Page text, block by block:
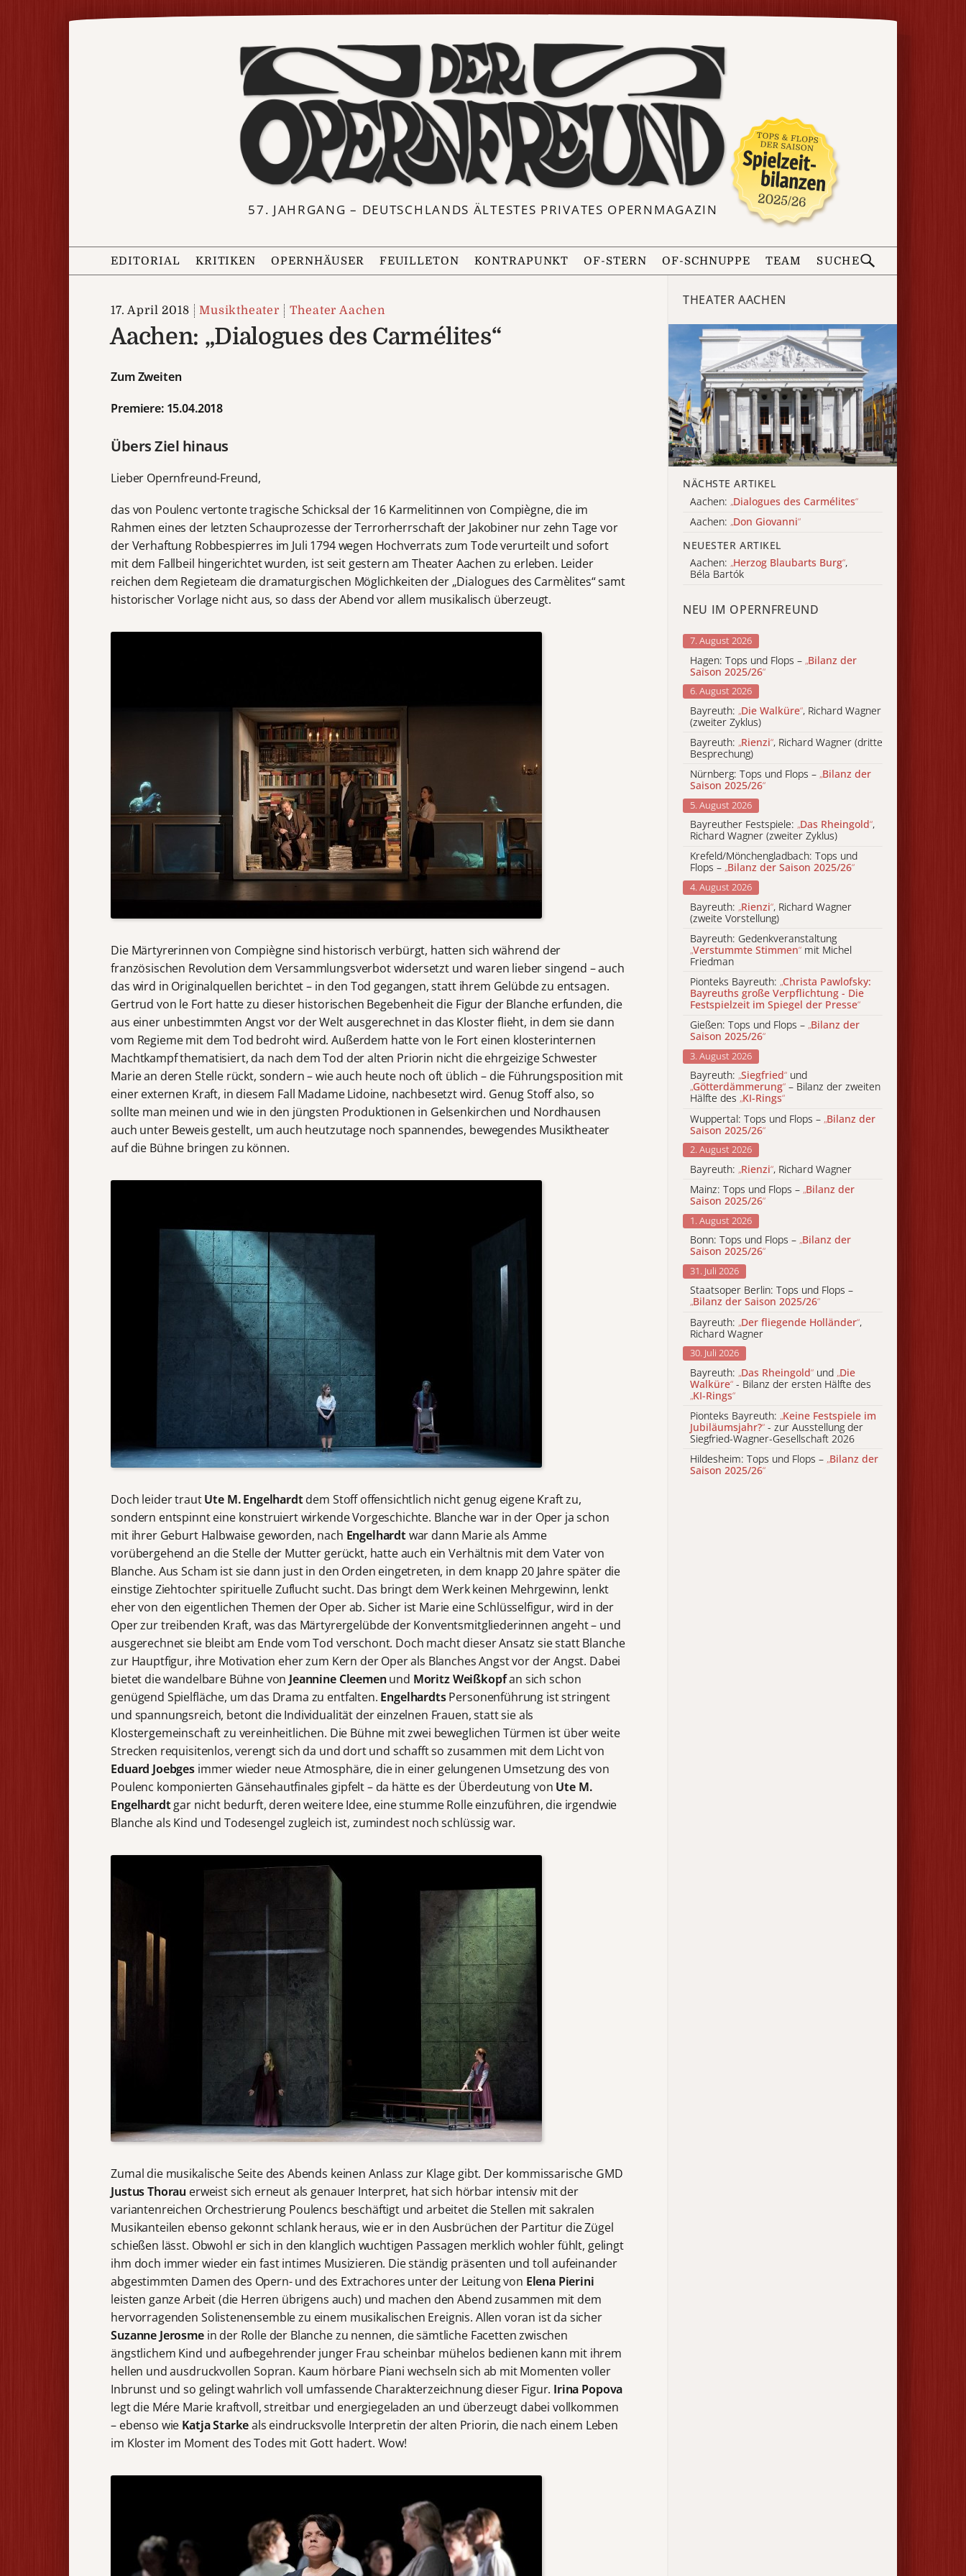
57. JAHRGANG – DEUTSCHLANDS ÄLTESTES PRIVATES OPERNMAGAZIN
EDITORIAL KRITIKEN OPERNHÄUSER FEUILLETON KONTRAPUNKT OF-STERN OF-SCHNUPPE TEAM SUCHE
17. April 2018 Musiktheater Theater Aachen
Aachen: „Dialogues des Carmélites“
Zum Zweiten
Premiere: 15.04.2018
Übers Ziel hinaus
Lieber Opernfreund-Freund,
das von Poulenc vertonte tragische Schicksal der 16 Karmelitinnen von Compiègne, die im
Rahmen eines der letzten Schauprozesse der Terrorherrschaft der Jakobiner nur zehn Tage vor
der Verhaftung Robbespierres im Juli 1794 wegen Hochverrats zum Tode verurteilt und sofort
mit dem Fallbeil hingerichtet wurden, ist seit gestern am Theater Aachen zu erleben. Leider
reichen dem Regieteam die dramaturgischen Möglichkeiten der „Dialogues des Carmèlites“ samt
historischer Vorlage nicht aus, so dass der Abend vor allem musikalisch überzeugt.
Die Märtyrerinnen von Compiègne sind historisch verbürgt, hatten sich während der
französischen Revolution dem Versammlungsverbot widersetzt und waren lieber singend – auch
das wird in Originalquellen berichtet – in den Tod gegangen, statt ihrem Gelübde zu entsagen.
Gertrud von le Fort hatte zu dieser historischen Begebenheit die Figur der Blanche erfunden, die
aus einer unbestimmten Angst vor der Welt ausgerechnet in das Kloster flieht, in dem sie dann
vom Regieme mit dem Tod bedroht wird. Außerdem hatte von le Fort einen klosterinternen
Machtkampf thematisiert, da nach dem Tod der alten Priorin nicht die ehrgeizige Schwester
Marie an deren Stelle rückt, sondern – wie auch heute noch oft üblich – die Führungsposition mit
einer externen Kraft, in diesem Fall Madame Lidoine, nachbesetzt wird. Genug Stoff also, so
sollte man meinen und wie in den jüngsten Produktionen in Gelsenkirchen und Nordhausen
auch unter Beweis gestellt, um auch heutzutage noch spannendes, bewegendes Musiktheater
auf die Bühne bringen zu können.
Doch leider trautUte M. Engelhardtdem Stoff offensichtlich nicht genug eigene Kraft zu,
sondern entspinnt eine konstruiert wirkende Vorgeschichte. Blanche war in der Oper ja schon
mit ihrer Geburt Halbwaise geworden, nach Engelhardtwar dann Marie als Amme
vorübergehend an die Stelle der Mutter gerückt, hatte auch ein Verhältnis mit dem Vater von
Blanche. Aus Scham ist sie dann just in den Orden eingetreten, in dem knapp 20 Jahre später die
einstige Ziehtochter spirituelle Zuflucht sucht. Das bringt dem Werk keinen Mehrgewinn, lenkt
eher von den eigentlichen Themen der Oper ab. Sicher ist Marie eine Schlüsselfigur, wird in der
Oper zur treibenden Kraft, was das Märtyrergelübde der Konventsmitgliederinnen angeht – und
ausgerechnet sie bleibt am Ende vom Tod verschont. Doch macht dieser Ansatz sie statt Blanche
zur Hauptfigur, ihre Motivation eher zum Kern der Oper als Blanches Angst vor der Angst. Dabei
bietet die wandelbare Bühne von Jeannine Cleemenund Moritz Weißkopfan sich schon
genügend Spielfläche, um das Drama zu entfalten. EngelhardtsPersonenführung ist stringent
und spannungsreich, betont die Individualität der einzelnen Frauen, statt sie als
Klostergemeinschaft zu vereinheitlichen. Die Bühne mit zwei beweglichen Türmen ist über weite
Strecken requisitenlos, verengt sich da und dort und schafft so zusammen mit dem Licht von
Eduard Joebges immer wieder neue Atmosphäre, die in einer gelungenen Umsetzung des von
Poulenc komponierten Gänsehautfinales gipfelt – da hätte es der Überdeutung von Ute M.
Engelhardtgar nicht bedurft, deren weitere Idee, eine stumme Rolle einzuführen, die irgendwie
Blanche als Kind und Todesengel zugleich ist, zumindest noch schlüssig war.
Zumal die musikalische Seite des Abends keinen Anlass zur Klage gibt. Der kommissarische GMD
Justus Thorau erweist sich erneut als genauer Interpret, hat sich hörbar intensiv mit der
variantenreichen Orchestrierung Poulencs beschäftigt und arbeitet die Stellen mit sakralen
Musikanteilen ebenso gekonnt schlank heraus, wie er in den Ausbrüchen der Partitur die Zügel
schießen lässt. Obwohl er sich in den klanglich wuchtigen Passagen merklich wohler fühlt, gelingt
ihm doch immer wieder ein fast intimes Musizieren. Die ständig präsenten und toll aufeinander
abgestimmten Damen des Opern- und des Extrachores unter der Leitung von Elena Pierini
leisten ganze Arbeit (die Herren übrigens auch) und machen den Abend zusammen mit dem
hervorragenden Solistenensemble zu einem musikalischen Ereignis. Allen voran ist da sicher
Suzanne Jerosmein der Rolle der Blanche zu nennen, die sämtliche Facetten zwischen
ängstlichem Kind und aufbegehrender junger Frau scheinbar mühelos bedienen kann mit ihrem
hellen und ausdruckvollen Sopran. Kaum hörbare Piani wechseln sich ab mit Momenten voller
Inbrunst und so gelingt wahrlich voll umfassende Charakterzeichnung dieser Figur. Irina Popova
legt die Mére Marie kraftvoll, streitbar und energiegeladen an und überzeugt dabei vollkommen
– ebenso wie Katja Starkeals eindrucksvolle Interpretin der alten Priorin, die nach einem Leben
im Kloster im Moment des Todes mit Gott hadert. Wow!
THEATER AACHEN
NÄCHSTE ARTIKEL
Aachen: „Dialogues des Carmélites“
Aachen: „Don Giovanni“
NEUESTER ARTIKEL
Aachen: „Herzog Blaubarts Burg“,
Béla Bartók
NEU IM OPERNFREUND
7. August 2026
Hagen: Tops und Flops – „Bilanz der
Saison 2025/26“
6. August 2026
Bayreuth: „Die Walküre“, Richard Wagner
(zweiter Zyklus)
Bayreuth: „Rienzi“, Richard Wagner (dritte
Besprechung)
Nürnberg: Tops und Flops – „Bilanz der
Saison 2025/26“
5. August 2026
Bayreuther Festspiele: „Das Rheingold“,
Richard Wagner (zweiter Zyklus)
Krefeld/Mönchengladbach: Tops und
Flops – „Bilanz der Saison 2025/26“
4. August 2026
Bayreuth: „Rienzi“, Richard Wagner
(zweite Vorstellung)
Bayreuth: Gedenkveranstaltung
„Verstummte Stimmen“ mit Michel
Friedman
Pionteks Bayreuth: „Christa Pawlofsky:
Bayreuths große Verpflichtung - Die
Festspielzeit im Spiegel der Presse“
Gießen: Tops und Flops – „Bilanz der
Saison 2025/26“
3. August 2026
Bayreuth: „Siegfried“ und
„Götterdämmerung“ – Bilanz der zweiten
Hälfte des „KI-Rings“
Wuppertal: Tops und Flops – „Bilanz der
Saison 2025/26“
2. August 2026
Bayreuth: „Rienzi“, Richard Wagner
Mainz: Tops und Flops – „Bilanz der
Saison 2025/26“
1. August 2026
Bonn: Tops und Flops – „Bilanz der
Saison 2025/26“
31. Juli 2026
Staatsoper Berlin: Tops und Flops –
„Bilanz der Saison 2025/26“
Bayreuth: „Der fliegende Holländer“,
Richard Wagner
30. Juli 2026
Bayreuth: „Das Rheingold“ und „Die
Walküre“ - Bilanz der ersten Hälfte des
„KI-Rings“
Pionteks Bayreuth: „Keine Festspiele im
Jubiläumsjahr?“ - zur Ausstellung der
Siegfried-Wagner-Gesellschaft 2026
Hildesheim: Tops und Flops – „Bilanz der
Saison 2025/26“